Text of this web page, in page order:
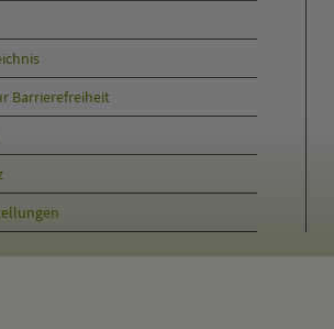
Barrierefreiheit